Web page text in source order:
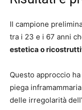
Il campione
tra i 23 e i 67 anni
estetica o
Questo approccio
piega
delle irregolarità